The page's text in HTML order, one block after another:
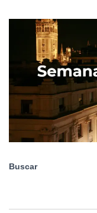
Buscar